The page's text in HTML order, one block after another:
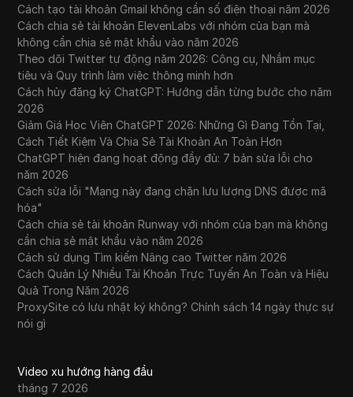
Cách tạo tài khoản Gmail không cần số điện thoại năm 2026
Cách chia sẻ tài khoản ElevenLabs với nhóm của bạn mà
không cần chia sẻ mật khẩu vào năm 2026
Theo dõi Twitter tự động năm 2026: Công cụ, Nhắm mục
tiêu và Quy trình làm việc thông minh hơn
Cách hủy đăng ký ChatGPT: Hướng dẫn từng bước cho năm
2026
Giảm Giá Học Viên ChatGPT 2026: Những Gì Đang Tồn Tại,
Cách Tiết Kiệm Và Chia Sẻ Tài Khoản An Toàn Hơn
ChatGPT hiện đang hoạt động đầy đủ: 7 bản sửa lỗi cho
năm 2026
Cách sửa lỗi "Mạng này đang chặn lưu lượng DNS được mã
hóa"
Cách chia sẻ tài khoản Runway với nhóm của bạn mà không
cần chia sẻ mật khẩu vào năm 2026
Cách sử dụng Tìm kiếm Nâng cao Twitter năm 2026
Cách Quản Lý Nhiều Tài Khoản Trực Tuyến An Toàn và Hiệu
Quả Trong Năm 2026
ProxySite có lưu nhật ký không? Chính sách 14 ngày thực sự
nói gì
Video xu hướng hàng đầu
tháng 7 2026